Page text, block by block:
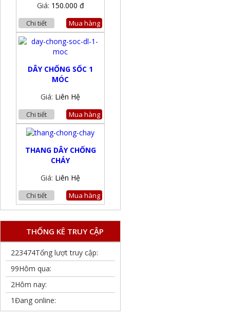
Giá: 150.000 đ
Chi tiết Mua hàng
DÂY CHỐNG SỐC 1
MÓC
Giá: Liên Hệ
Chi tiết Mua hàng
THANG DÂY CHỐNG
CHÁY
Giá: Liên Hệ
Chi tiết Mua hàng
THỐNG KÊ TRUY CẬP
223474Tổng lượt truy cập:
99Hôm qua:
2Hôm nay:
1Đang online: